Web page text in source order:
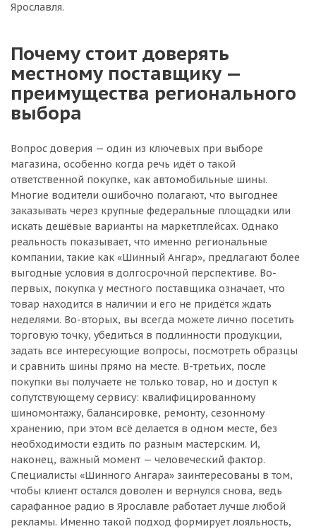
Ярославля.
Почему стоит доверять
местному поставщику —
преимущества регионального
выбора
Вопрос доверия — один из ключевых при выборе
магазина, особенно когда речь идёт о такой
ответственной покупке, как автомобильные шины.
Многие водители ошибочно полагают, что выгоднее
заказывать через крупные федеральные площадки или
искать дешёвые варианты на маркетплейсах. Однако
реальность показывает, что именно региональные
компании, такие как «Шинный Ангар», предлагают более
выгодные условия в долгосрочной перспективе. Во-
первых, покупка у местного поставщика означает, что
товар находится в наличии и его не придётся ждать
неделями. Во-вторых, вы всегда можете лично посетить
торговую точку, убедиться в подлинности продукции,
задать все интересующие вопросы, посмотреть образцы
и сравнить шины прямо на месте. В-третьих, после
покупки вы получаете не только товар, но и доступ к
сопутствующему сервису: квалифицированному
шиномонтажу, балансировке, ремонту, сезонному
хранению, при этом всё делается в одном месте, без
необходимости ездить по разным мастерским. И,
наконец, важный момент — человеческий фактор.
Специалисты «Шинного Ангара» заинтересованы в том,
чтобы клиент остался доволен и вернулся снова, ведь
сарафанное радио в Ярославле работает лучше любой
рекламы. Именно такой подход формирует лояльность,